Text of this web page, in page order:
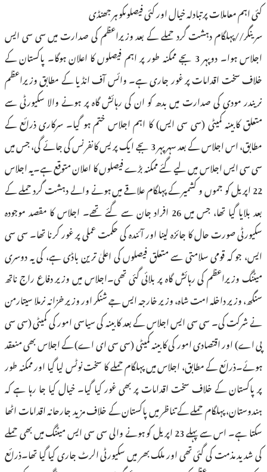
کئی اہم معاملات پر تبادلہ خیال اور کئی فیصلوںکو ہر جھنڈی
سرینگر//پہلگام دہشت گرد حملے کے بعد وزیراعظم کی صدارت میں سی سی ایس
اجلاس ہوا۔ دوپہر 3 بجے ممکنہ طور پر اہم فیصلوں کا اعلان ہوگا۔ پاکستان کے
خلاف سخت اقدامات پر غور جاری ہے۔ وائس آف انڈیا کے مطابق وزیراعظم
نریندر مودی کی صدارت میں بدھ کو ان کی رہائش گاہ پر ہونے والا سکیورٹی سے
متعلق کابینہ کمیٹی (سی سی ایس) کا اہم اجلاس ختم ہو گیا۔ سرکاری ذرائع کے
مطابق، اس اجلاس کے بعد سہر پہر 3 بجے ایک پریس کانفرنس کی جائے گی، جس میں
سی سی ایس اجلاس میں لیے گئے ممکنہ بڑے فیصلوں کا اعلان متوقع ہے۔یہ اجلاس
22 اپریل کو جموں و کشمیر کے پہلگام علاقے میں ہونے والے دہشت گرد حملے کے
بعد بلایا گیا تھا، جس میں 26 افراد جان سے گئے تھے۔ اجلاس کا مقصد موجودہ
سکیورٹی صورت حال کا جائزہ لینا اور آئندہ کی حکمت عملی پر غور کرنا تھا۔ سی سی
ایس، جو کہ قومی سلامتی سے متعلق فیصلوں کی اعلیٰ ترین باڈی ہے، کی یہ دوسری
میٹنگ وزیراعظم کی رہائش گاہ پر بلائی گئی تھی۔اجلاس میں وزیر دفاع راج ناتھ
سنگھ، وزیر داخلہ امت شاہ، وزیر خارجہ ایس جے شنکر اور وزیر خزانہ نرملا سیتارمن
نے شرکت کی۔ سی سی ایس اجلاس کے بعد کابینہ کی سیاسی امور کی کمیٹی (سی سی
پی اے) اور اقتصادی امور کی کابینہ کمیٹی (سی سی ای اے) کے اجلاس بھی منعقد
ہوئے۔ذرائع کے مطابق، اجلاس میں پہلگام حملے کا سخت نوٹس لیا گیا اور ممکنہ طور
پر پاکستان کے خلاف سخت اقدامات پر بھی غور کیا گیا۔ خیال کیا جا رہا ہے کہ
ہندوستان، پہلگام حملے کے تناظر میں پاکستان کے خلاف مزید جارحانہ اقدامات اٹھا
سکتا ہے۔ اس سے پہلے 23 اپریل کو ہونے والی سی سی ایس میٹنگ میں بھی حملے
کی شدید مذمت کی گئی تھی اور ملک بھر میں سکیورٹی الرٹ جاری کیا گیا تھا۔ذرائع